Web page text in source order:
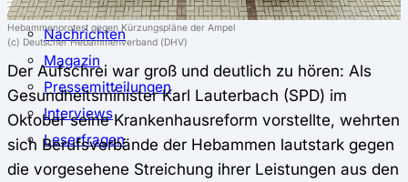
ℹ Ratgeber
Nachrichten
Magazin
Pressemitteilungen
Interviews
Leserfragen
Hebammenprotest gegen Kürzungspläne der Ampel
(c) Deutscher Hebammenverband (DHV)
Der Aufschrei war groß und deutlich zu hören: Als
Gesundheitsminister Karl Lauterbach (SPD) im
Oktober seine Krankenhausreform vorstellte, wehrten
sich Berufsverbände der Hebammen lautstark gegen
die vorgesehene Streichung ihrer Leistungen aus den